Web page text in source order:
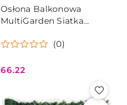
Osłona Balkonowa
MultiGarden Siatka
100x700 Cm (0)
Cena:
66.22